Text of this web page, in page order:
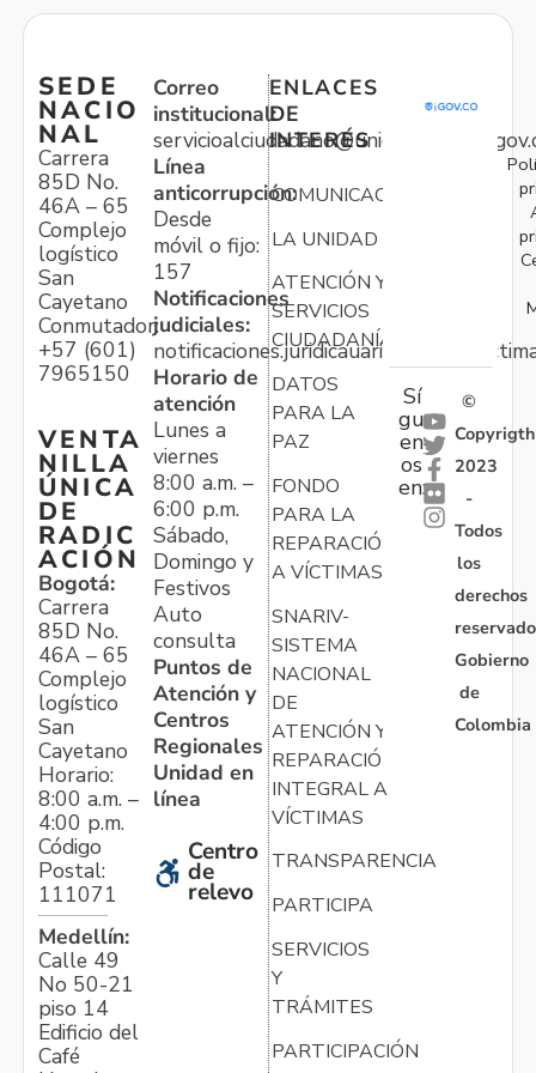
SEDE
NACIO
NAL
Carrera
85D No.
46A – 65
Complejo
logístico
San
Cayetano
Conmutador:
+57 (601)
7965150
VENTA
NILLA
ÚNICA
DE
RADIC
ACIÓN
Bogotá:
Carrera
85D No.
46A – 65
Complejo
logístico
San
Cayetano
Horario:
8:00 a.m. –
4:00 p.m.
Código
Postal:
111071
Medellín:
Calle 49
No 50-21
piso 14
Edificio del
Café
Correo
institucional:
Línea
anticorrupción:
Desde
móvil o fijo:
157
Notificaciones
judiciales:
Horario de
atención
Lunes a
viernes
8:00 a.m. –
6:00 p.m.
Sábado,
Domingo y
Festivos
Auto
consulta
Puntos de
Atención y
Centros
Regionales
Unidad en
línea
Centro
de
relevo
ENLACES
DE
INTERÉS
COMUNICACIONES
LA UNIDAD
ATENCIÓN Y
SERVICIOS
CIUDADANÍA
DATOS
PARA LA
PAZ
FONDO
PARA LA
REPARACIÓN
A VÍCTIMAS
SNARIV-
SISTEMA
NACIONAL
DE
ATENCIÓN Y
REPARACIÓN
INTEGRAL A
VÍCTIMAS
TRANSPARENCIA
PARTICIPA
SERVICIOS
Y
TRÁMITES
PARTICIPACIÓN
Sí
gu
en
os
en:
©
Copyrigth
2023
-
Todos
los
derechos
Gobierno
de
Colombia